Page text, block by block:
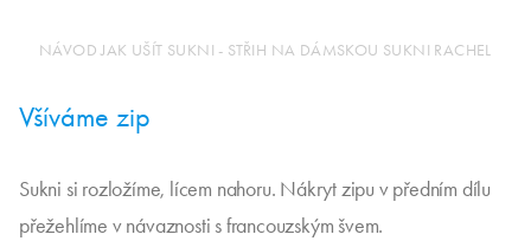
NÁVOD JAK UŠÍT SUKNI - STŘIH NA DÁMSKOU SUKNI RACHEL
Všíváme zip
Sukni si rozložíme, lícem nahoru. Nákryt zipu v předním dílu
přežehlíme v návaznosti s francouzským švem.